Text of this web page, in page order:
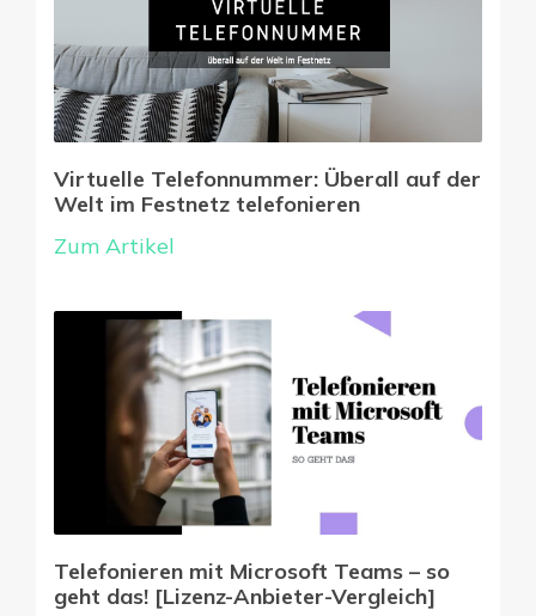
Virtuelle Telefonnummer: Überall auf der
Welt im Festnetz telefonieren
Zum Artikel
Telefonieren mit Microsoft Teams – so
geht das! [Lizenz-Anbieter-Vergleich]